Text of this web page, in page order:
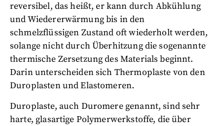
reversibel, das heißt, er kann durch Abkühlung
und Wiedererwärmung bis in den
schmelzflüssigen Zustand oft wiederholt werden,
solange nicht durch Überhitzung die sogenannte
thermische Zersetzung des Materials beginnt.
Darin unterscheiden sich Thermoplaste von den
Duroplasten und Elastomeren.
Duroplaste, auch Duromere genannt, sind sehr
harte, glasartige Polymerwerkstoffe, die über